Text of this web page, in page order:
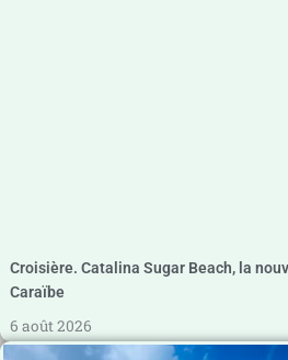
Croisière. Catalina Sugar Beach, la
Caraïbe
6 août 2026